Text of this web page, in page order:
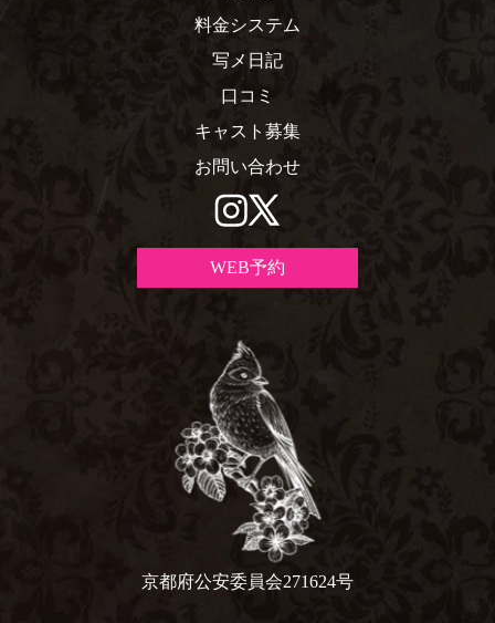
料金システム
写メ日記
口コミ
キャスト募集
お問い合わせ
WEB予約
京都府公安委員会271624号